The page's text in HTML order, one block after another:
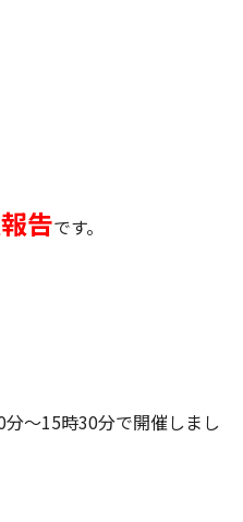
告です。
～15時30分で開催しまし